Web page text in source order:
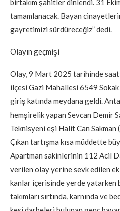
birtakım şahitler dinlendi. 31
tamamlanacak. Bayan
gayretimizi sürdüreceğiz” dedi.
Olayın geçmişi
Olay, 9 Mart 2025 tarihinde saat
ilçesi Gazi Mahallesi 6549
giriş katında meydana geldi.
hemşirelik yapan Sevcan Demir
Teknisyeni eşi Halit Can Sakman
Çıkan tartışma kısa müddette
Apartman sakinlerinin 112 Acil
verilen olay yerine sevk edilen
kanlar içerisinde yerde yatarken
takımları sırtında, karnında ve